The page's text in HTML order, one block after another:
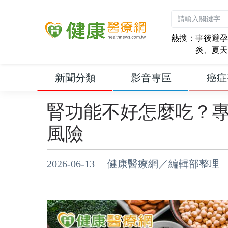
熱搜： 事後避
炎、 夏
新聞分類 影音專區 癌
腎功能不好怎麼吃？
風險
2026-06-13 健康醫療網／編輯部整理